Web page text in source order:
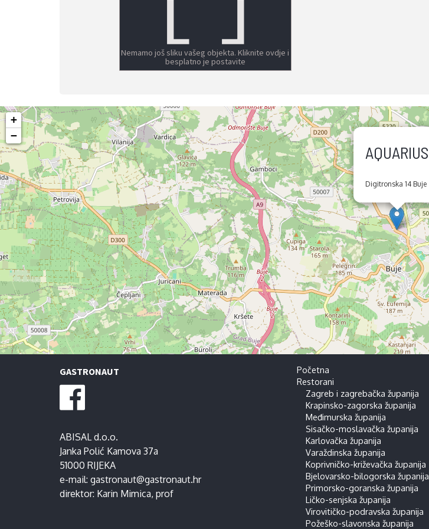
Nemamo još sliku vašeg objekta. Kliknite ovdje i
besplatno je postavite
AQUARIUS
Digitronska 14 Buje
+
−
GASTRONAUT
ABISAL d.o.o.
Janka Polić Kamova 37a
51000 RIJEKA
e-mail: gastronaut@gastronaut.hr
direktor: Karin Mimica, prof
Početna
Restorani
Zagreb i zagrebačka županija
Krapinsko-zagorska županija
Međimurska županija
Sisačko-moslavačka županija
Karlovačka županija
Varaždinska županija
Koprivničko-križevačka županija
Bjelovarsko-bilogorska županija
Primorsko-goranska županija
Ličko-senjska županija
Virovitičko-podravska županija
Požeško-slavonska županija